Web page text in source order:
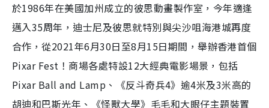
於1986年在美國加州成立的彼思動畫製作室，今年適逢
邁入35周年，迪士尼及彼思就特別與尖沙咀海港城再度
合作，從2021年6月30日至8月15日期間，舉辦香港首個
Pixar Fest！商場各處特設12大經典電影場景，包括
Pixar Ball and Lamp、《反斗奇兵4》逾4米及3米高的
胡迪和巴斯光年、《怪獸大學》毛毛和大眼仔主題裝置